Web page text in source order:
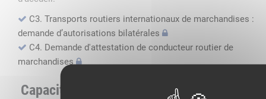
C3. Transports routiers internationaux de marchandises :
demande d’autorisations bilatérales
C4. Demande d'attestation de conducteur routier de
marchandises
Capacité professionnelle